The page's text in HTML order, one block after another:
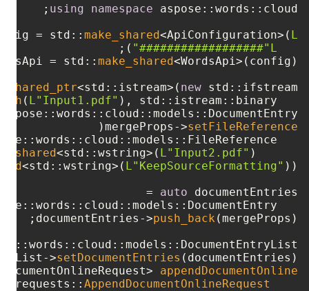
using namespace
= std:: make_shared<ApiConfiguration>( L"####-####-####-####-####"
L"##################"
);
= std:: make_shared
shared_ptr<std::istream>( new
( L"Input1.pdf" ), std::istream::binary));
mergeProps->setFileReference
<std::wstring>( L"Input2.pdf"
<std::wstring>( L"KeepSourceFormatting"
auto
documentEntries->push_back
>setDocumentEntries
appendDocumentOnline
requests:: AppendDocumentOnlineRequest